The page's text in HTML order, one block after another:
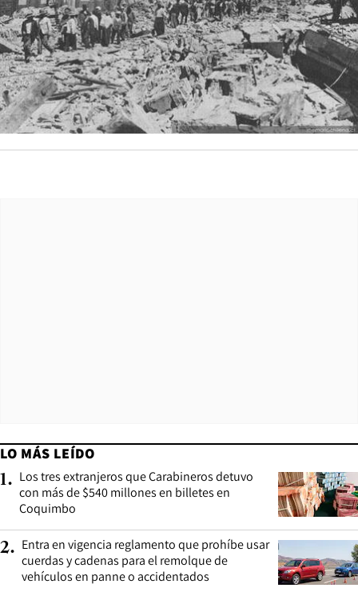
LO MÁS LEÍDO
1. Los tres extranjeros que Carabineros detuvo
con más de $540 millones en billetes en
Coquimbo
2. Entra en vigencia reglamento que prohíbe usar
cuerdas y cadenas para el remolque de
vehículos en panne o accidentados